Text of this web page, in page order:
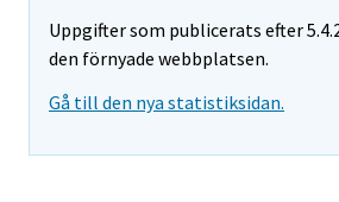
Uppgifter som publicerats efter
den förnyade webbplatsen.
Gå till den nya statistiksidan.